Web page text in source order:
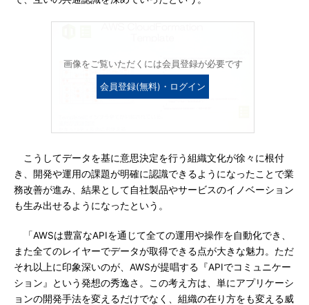
画像をご覧いただくには会員登録が必要です
会員登録(無料)・ログイン
こうしてデータを基に意思決定を行う組織文化が徐々に根付
き、開発や運用の課題が明確に認識できるようになったことで業
務改善が進み、結果として自社製品やサービスのイノベーション
も生み出せるようになったという。
「AWSは豊富なAPIを通じて全ての運用や操作を自動化でき、
また全てのレイヤーでデータが取得できる点が大きな魅力。ただ
それ以上に印象深いのが、AWSが提唱する『APIでコミュニケー
ション』という発想の秀逸さ。この考え方は、単にアプリケーシ
ョンの開発手法を変えるだけでなく、組織の在り方をも変える威